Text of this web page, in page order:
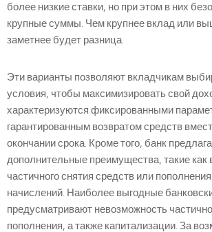
более низкие ставки, но при этом в них
крупные суммы. Чем крупнее вклад или
заметнее будет разница.
Эти варианты позволяют вкладчикам
условия, чтобы максимизировать свой
характеризуются фиксированными
гарантированным возвратом средств
окончании срока. Кроме того, банк
дополнительные преимущества, такие как
частичного снятия средств или
начислений. Наиболее выгодные
предусматривают невозможность
пополнения, а также капитализации. За